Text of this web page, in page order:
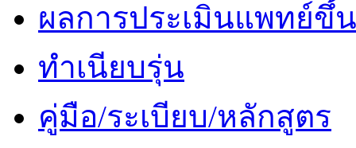
ผลการประเมินแพทย์ขึ้
ทำเนียบรุ่น
คู่มือ/ระเบียบ/หลักสูตร